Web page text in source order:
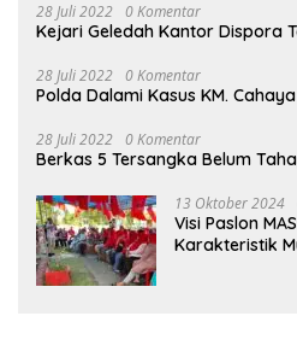
28 Juli 2022 0 Komentar
Kejari Geledah Kantor Dispora
28 Juli 2022 0 Komentar
Polda Dalami Kasus KM.
28 Juli 2022 0 Komentar
Berkas 5 Tersangka Belum
13 Oktober 2024
Visi Paslon
Karakteristik